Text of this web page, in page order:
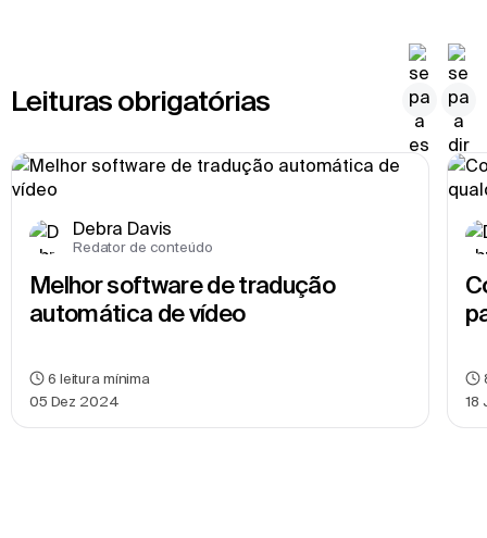
Leituras obrigatórias
Debra Davis
Redator de conteúdo
Melhor software de tradução
automática de vídeo
05 Dez 2024
6 leitura mínima
18